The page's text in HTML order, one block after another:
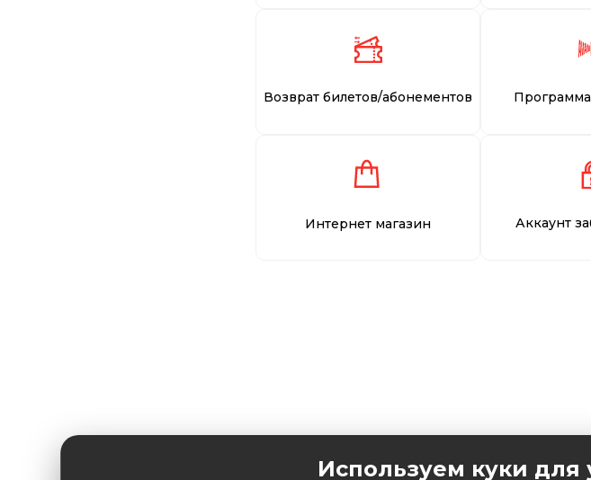
Возврат билетов/абонементов Программа
Интернет магазин Аккаунт
Используем куки для